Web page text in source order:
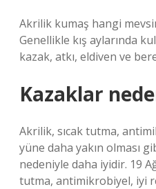
Akrilik kumaş hangi
Genellikle kış aylarında
kazak, atkı, eldiven ve
Kazaklar
Akrilik, sıcak tutma,
yüne daha yakın olması
nedeniyle daha iyidir. 19
tutma, antimikrobiyel, iyi